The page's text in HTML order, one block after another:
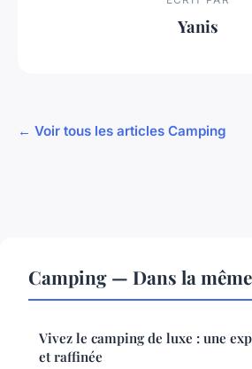
Yanis
← Voir tous les articles Camping
Camping — Dans la
Vivez le camping de luxe : une
et raffinée